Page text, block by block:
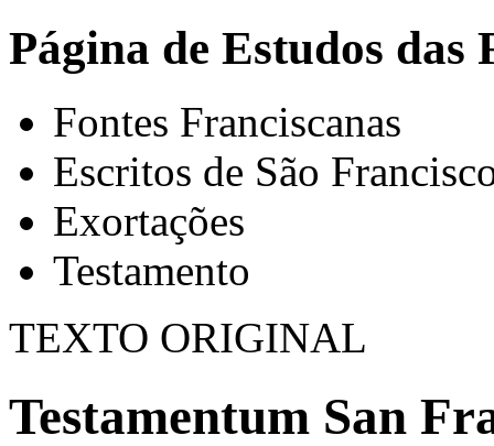
Página de Estudos das
Fontes Franciscanas
Escritos de São
Exortações
Testamento
TEXTO ORIGINAL
Testamentum San